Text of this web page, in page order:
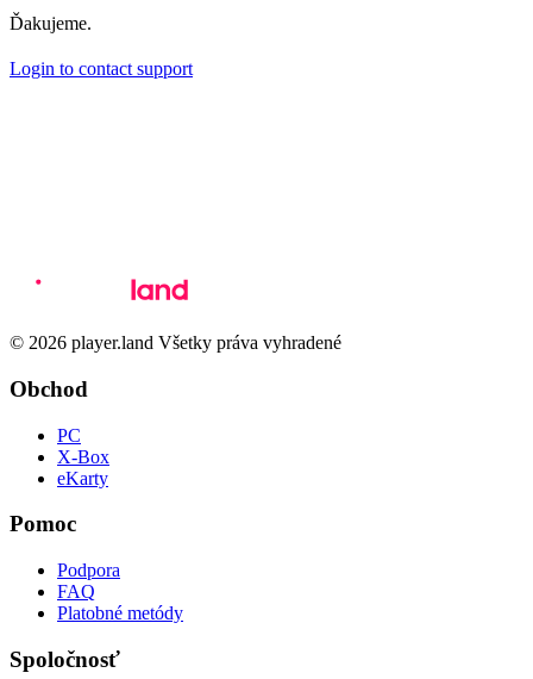
Ďakujeme.
Login to contact support
© 2026 player.land Všetky práva vyhradené
Obchod
PC
X-Box
eKarty
Pomoc
Podpora
FAQ
Platobné metódy
Spoločnosť